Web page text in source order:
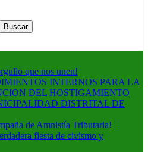
que nos unen!
INTERNOS PARA LA
DEL HOSTIGAMIENTO
DISTRITAL DE
de Amnistía Tributaria!
fiesta de civismo y